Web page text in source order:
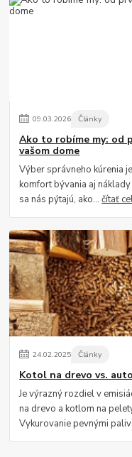
09.03.2026 Články
Ako to robíme my: od
vašom dome
Výber správneho kúrenia
komfort bývania aj
sa nás pýtajú, ako...čítať
24.02.2025 Články
Kotol na drevo vs.
Je výrazný rozdiel v
na drevo a kotlom na
Vykurovanie pevnými